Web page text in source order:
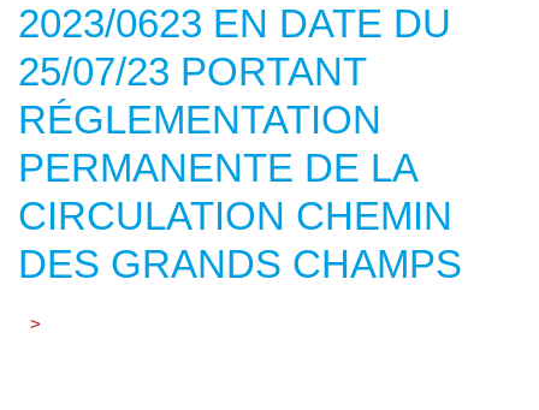
2023/0623 EN DATE DU
25/07/23 PORTANT
RÉGLEMENTATION
PERMANENTE DE LA
CIRCULATION CHEMIN
DES GRANDS CHAMPS
>